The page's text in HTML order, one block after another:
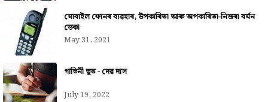
মোবাইল ফোনৰ ব্যৱহাৰ, উপকাৰিতা আৰু অপকাৰিতা-নিজৰা বৰ্মন
ডেকা
May 31, 2021
গাভিনী ভূত - দেৱ দাস
July 19, 2022